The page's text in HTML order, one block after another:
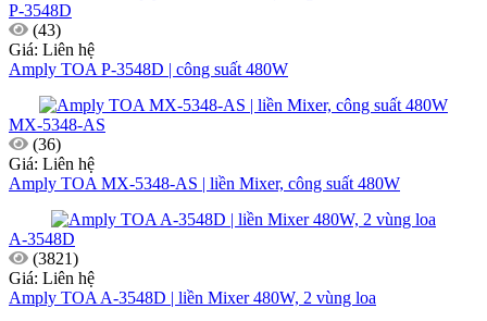
P-3548D
(43)
Giá: Liên hệ
Amply TOA P-3548D | công suất 480W
MX-5348-AS
(36)
Giá: Liên hệ
Amply TOA MX-5348-AS | liền Mixer, công suất 480W
A-3548D
(3821)
Giá: Liên hệ
Amply TOA A-3548D | liền Mixer 480W, 2 vùng loa